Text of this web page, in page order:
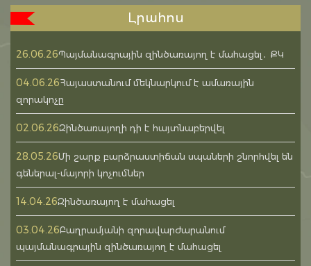
Լրահոս
26.06.26Պայմանագրային զինծառայող է մահացել․ ՔԿ
04.06.26Հայաստանում մեկնարկում է ամառային
զորակոչը
02.06.26Զինծառայողի դի է հայտնաբերվել
28.05.26Մի շարք բարձրաստիճան սպաների շնորհվել են
գեներալ-մայորի կոչումներ
14.04.26Զինծառայող է մահացել
03.04.26Բաղրամյանի զորավարժարանում
պայմանագրային զինծառայող է մահացել